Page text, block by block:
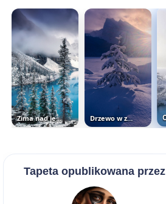
Zima nad jeziorem Moraine Lake Drzewo w zaspie
Tapeta opublikowana przez